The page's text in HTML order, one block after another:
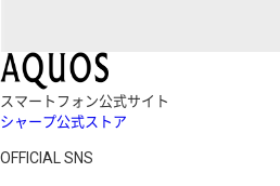
スマートフォン公式サイト
シャープ公式ストア
OFFICIAL SNS